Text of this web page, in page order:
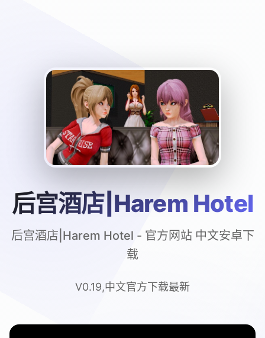
后宫酒店|Harem Hotel
后宫酒店|Harem Hotel - 官方网站 中文安卓下
载
V0.19,中文官方下载最新